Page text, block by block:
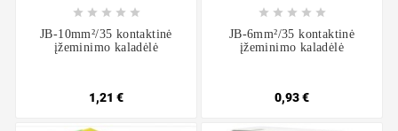
    
JB-10mm²/35 kontaktinė
įžeminimo kaladėlė
1,21 €
    
JB-6mm²/35 kontaktinė
įžeminimo kaladėlė
0,93 €